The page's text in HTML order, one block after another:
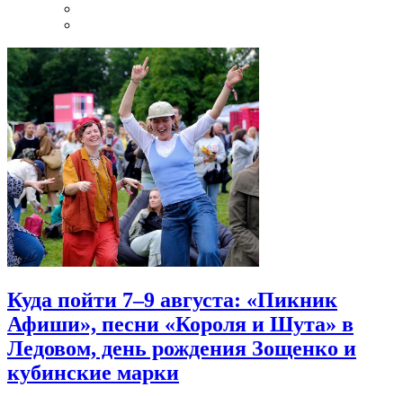
Куда пойти 7–9 августа: «Пикник
Афиши», песни «Короля и Шута» в
Ледовом, день рождения Зощенко и
кубинские марки